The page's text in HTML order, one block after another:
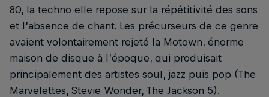
80, la techno elle repose sur la répétitivité des sons
et l’absence de chant. Les précurseurs de ce genre
avaient volontairement rejeté la Motown, énorme
maison de disque à l’époque, qui produisait
principalement des artistes soul, jazz puis pop (The
Marvelettes, Stevie Wonder, The Jackson 5).